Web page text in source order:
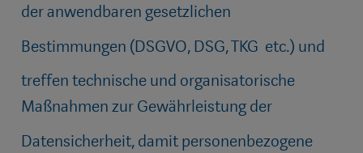
der anwendbaren gesetzlichen
Bestimmungen (DSGVO, DSG, TKG etc.) und
treffen technische und organisatorische
Maßnahmen zur Gewährleistung der
Datensicherheit, damit personenbezogene